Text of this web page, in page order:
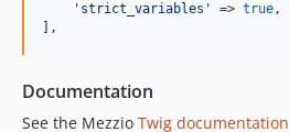
' strict_variables ' => true,
],
Documentation
See the Mezzio Twig documentation